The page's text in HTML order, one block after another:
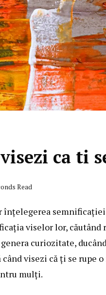
ca ti
Read
înțelegerea
viselor lor, căutând
curiozitate,
visezi că ți se rupe
mulți.